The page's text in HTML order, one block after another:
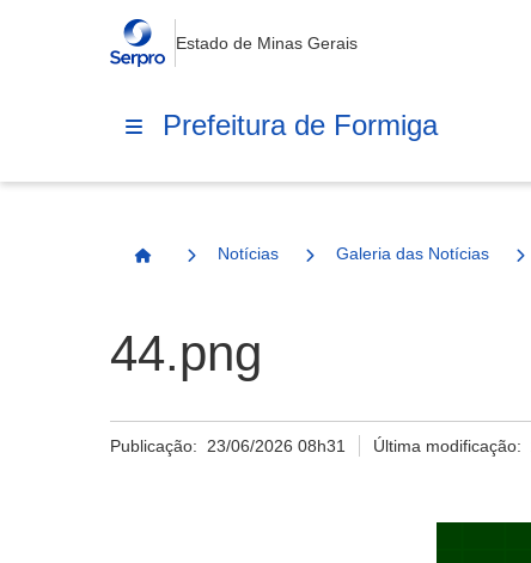
Estado de Minas Gerais
Prefeitura de Formiga
Página Inicial
Notícias Galeria das Notícias
44.png
Publicação: 23/06/2026 08h31 Última modificação: